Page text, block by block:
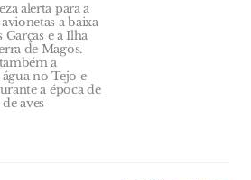
alerta para a
a baixa
e a Ilha
de Magos.
a
no Tejo e
a época de
aves